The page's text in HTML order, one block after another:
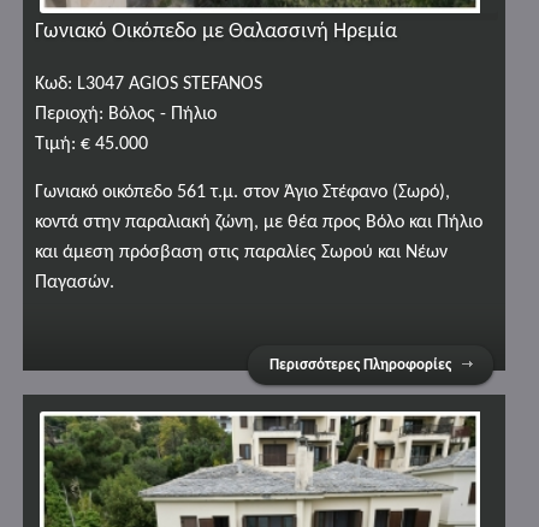
Γωνιακό Οικόπεδο με Θαλασσινή Ηρεμία
Κωδ: L3047 AGIOS STEFANOS
Περιοχή: Βόλος - Πήλιο
Τιμή: € 45.000
Γωνιακό οικόπεδο 561 τ.μ. στον Άγιο Στέφανο (Σωρό),
κοντά στην παραλιακή ζώνη, με θέα προς Βόλο και Πήλιο
και άμεση πρόσβαση στις παραλίες Σωρού και Νέων
Παγασών.
Περισσότερες Πληροφορίες